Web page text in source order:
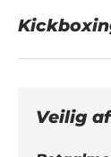
Veilig